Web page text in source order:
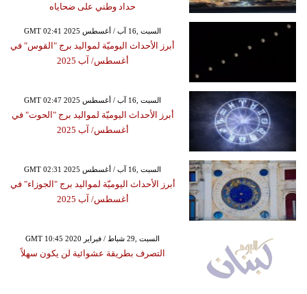
حداد وطني على ضحاياه
GMT 02:41 2025 السبت ,16 آب / أغسطس
أبرز الأحداث اليوميّة لمواليد برج "القوس" في
أغسطس/ آب 2025
GMT 02:47 2025 السبت ,16 آب / أغسطس
أبرز الأحداث اليوميّة لمواليد برج "الحوت" في
أغسطس/ آب 2025
GMT 02:31 2025 السبت ,16 آب / أغسطس
أبرز الأحداث اليوميّة لمواليد برج "الجوزاء" في
أغسطس/ آب 2025
GMT 10:45 2020 السبت ,29 شباط / فبراير
التصرف بطريقة عشوائية لن يكون سهلاً